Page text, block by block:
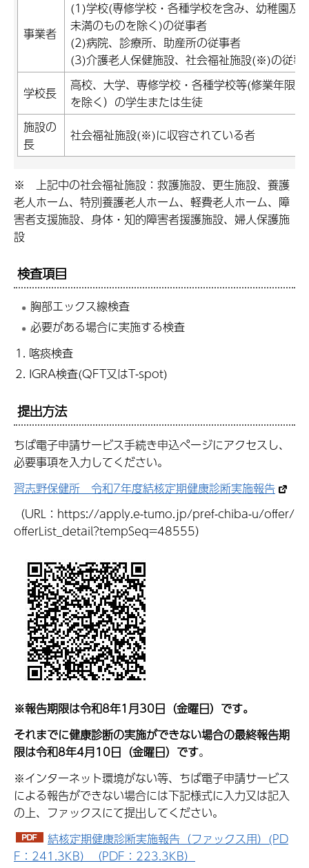
事業者
(1)学校(専修学校・各種学校を含み、幼稚園及
未満のものを除く)の従事者
(2)病院、診療所、助産所の従事者
(3)介護老人保健施設、社会福祉施設(※)の従事
学校長
高校、大学、専修学校・各種学校等(修業年限
を除く）の学生または生徒
施設の
長
社会福祉施設(※)に収容されている者
※ 上記中の社会福祉施設：救護施設、更生施設、養護
老人ホーム、特別養護老人ホーム、軽費老人ホーム、障
害者支援施設、身体・知的障害者援護施設、婦人保護施
設
検査項目
胸部エックス線検査
必要がある場合に実施する検査
喀痰検査
IGRA検査(QFT又はT-spot)
提出方法
ちば電子申請サービス手続き申込ページにアクセスし、
必要事項を入力してください。
習志野保健所 令和7年度結核定期健康診断実施報告
（URL：https://apply.e-tumo.jp/pref-chiba-u/offer/
offerList_detail?tempSeq=48555）
※報告期限は令和8年1月30日（金曜日）です。
それまでに健康診断の実施ができない場合の最終報告期
限は令和8年4月10日（金曜日）です。
※インターネット環境がない等、ちば電子申請サービス
による報告ができない場合には下記様式に入力又は記入
の上、ファックスにて提出してください。
結核定期健康診断実施報告（ファックス用）(PD
F：241.3KB）（PDF：223.3KB）